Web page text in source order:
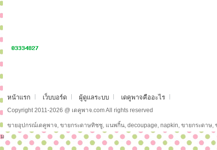
หน้าแรก เว็บบอร์ด ผู้ดูแลระบบ เดคูพาจคืออะไร
Copyright 2011-2026 @ เดคูพาจ.com All rights reserved
ขายอุปกรณ์เดคูพาจ, ขายกระดาษทิชชู, แนพกิ้น, decoupage, napkin, ขายกระดาษ
ม